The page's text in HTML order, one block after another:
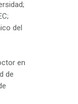
del
en
de